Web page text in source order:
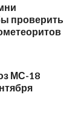
проверить
МС-18